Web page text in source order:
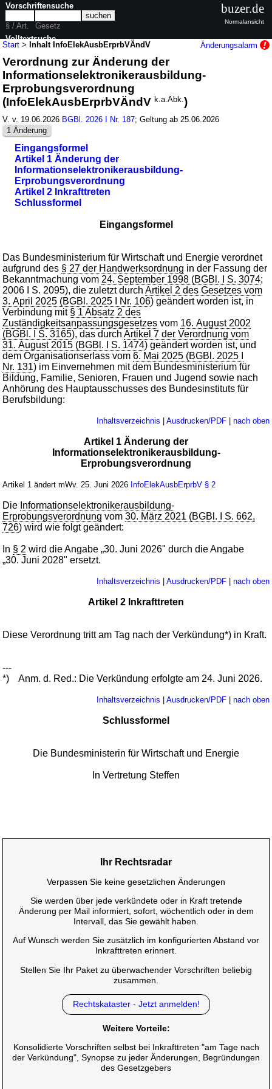
Start >Inhalt InfoElekAusbErprbVÄndV Änderungsalarm
Verordnung zur Änderung der
Informationselektronikerausbildung-
Erprobungsverordnung
(InfoElekAusbErprbVÄndVk.a.Abk.)
V. v. 19.06.2026 BGBl. 2026 I Nr. 187; Geltung ab 25.06.2026
1 Änderung
Eingangsformel
Artikel 1 Änderung der
Informationselektronikerausbildung-
Erprobungsverordnung
Artikel 2 Inkrafttreten
Schlussformel
Eingangsformel
Das Bundesministerium für Wirtschaft und Energie verordnet
aufgrund des § 27 der Handwerksordnung in der Fassung der
Bekanntmachung vom 24. September 1998 (BGBl. I S. 3074;
2006 I S. 2095), die zuletzt durchArtikel 2 des Gesetzes vom
3. April 2025 (BGBl. 2025 I Nr. 106) geändert worden ist, in
Verbindung mit § 1 Absatz 2 des
Zuständigkeitsanpassungsgesetzes vom 16. August 2002
(BGBl. I S. 3165), das durchArtikel 7 der Verordnung vom
31. August 2015 (BGBl. I S. 1474) geändert worden ist, und
dem Organisationserlass vom6. Mai 2025 (BGBl. 2025 I
Nr. 131) im Einvernehmen mit dem Bundesministerium für
Bildung, Familie, Senioren, Frauen und Jugend sowie nach
Anhörung des Hauptausschusses des Bundesinstituts für
Berufsbildung:
Inhaltsverzeichnis | Ausdrucken/PDF| nach oben
Artikel 1 Änderung der
Informationselektronikerausbildung-
Erprobungsverordnung
Artikel 1 ändert mWv. 25. Juni 2026 InfoElekAusbErprbV § 2
Die Informationselektronikerausbildung-
Erprobungsverordnung vom30. März 2021 (BGBl. I S. 662,
726) wird wie folgt geändert:
In § 2 wird die Angabe „30. Juni 2026" durch die Angabe
„30. Juni 2028" ersetzt.
Inhaltsverzeichnis | Ausdrucken/PDF| nach oben
Artikel 2 Inkrafttreten
Diese Verordnung tritt am Tag nach der Verkündung*) in Kraft.
---
*)
Anm. d. Red.: Die Verkündung erfolgte am 24. Juni 2026.
Inhaltsverzeichnis | Ausdrucken/PDF| nach oben
Schlussformel
Die Bundesministerin für Wirtschaft und Energie
In Vertretung Steffen
Vorschriftensuche
§ / Art.
Gesetz
Volltextsuche
nur in InfoElekAusbErprbVÄndV
buzer.de
Normalansicht
Ihr Rechtsradar
Verpassen Sie keine gesetzlichen Änderungen
Sie werden über jede verkündete oder in Kraft tretende
Änderung per Mail informiert, sofort, wöchentlich oder in dem
Intervall, das Sie gewählt haben.
Auf Wunsch werden Sie zusätzlich im konfigurierten Abstand vor
Inkrafttreten erinnert.
Stellen Sie Ihr Paket zu überwachender Vorschriften beliebig
zusammen.
Rechtskataster - Jetzt anmelden!
Weitere Vorteile:
Konsolidierte Vorschriften selbst bei Inkrafttreten "am Tage nach
der Verkündung", Synopse zu jeder Änderungen, Begründungen
des Gesetzgebers